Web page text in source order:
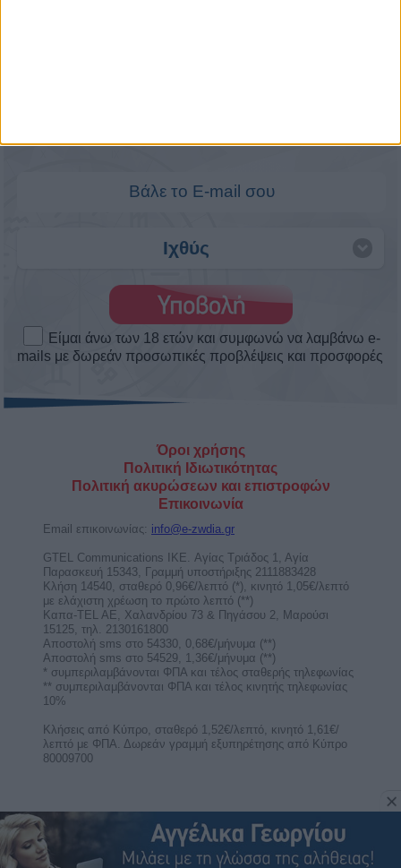
Άστρα Weekend Love! Τα αισθηματικά
Πως θα κυλήσουν τα αισθηματικά σου αυτό το
Σαββατοκύριακο. Δες το ερωτοσκόπιο του Άστρα
Weekend ...
Εβδομαδιαίες αστρολογικές
προβλέψεις από 10 ως 16/8/2026, από
την Σμάρω Σωτηράκη.
Η αστρολόγος Σμάρω Σωτηράκη κοντά μας με
αναλυτικές αστρολογικές προβλέψεις για τα 12
Η πόρτα της αγάπης: Εβδομαδιαίες
16/8/2026.